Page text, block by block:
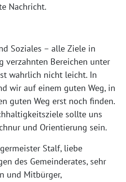
Nachricht.
Soziales – alle Ziele in
verzahnten Bereichen unter
wahrlich nicht leicht. In
wir auf einem guten Weg, in
guten Weg erst noch finden.
sollte uns
und Orientierung sein.
Stalf, liebe
des Gemeinderates, sehr
und Mitbürger,